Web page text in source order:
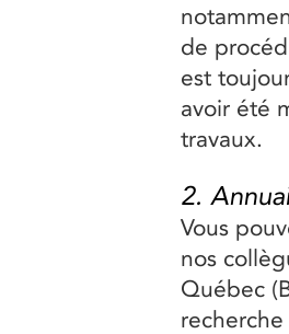
de
est
avoir été
travaux.
2.
Vous
nos
Québec